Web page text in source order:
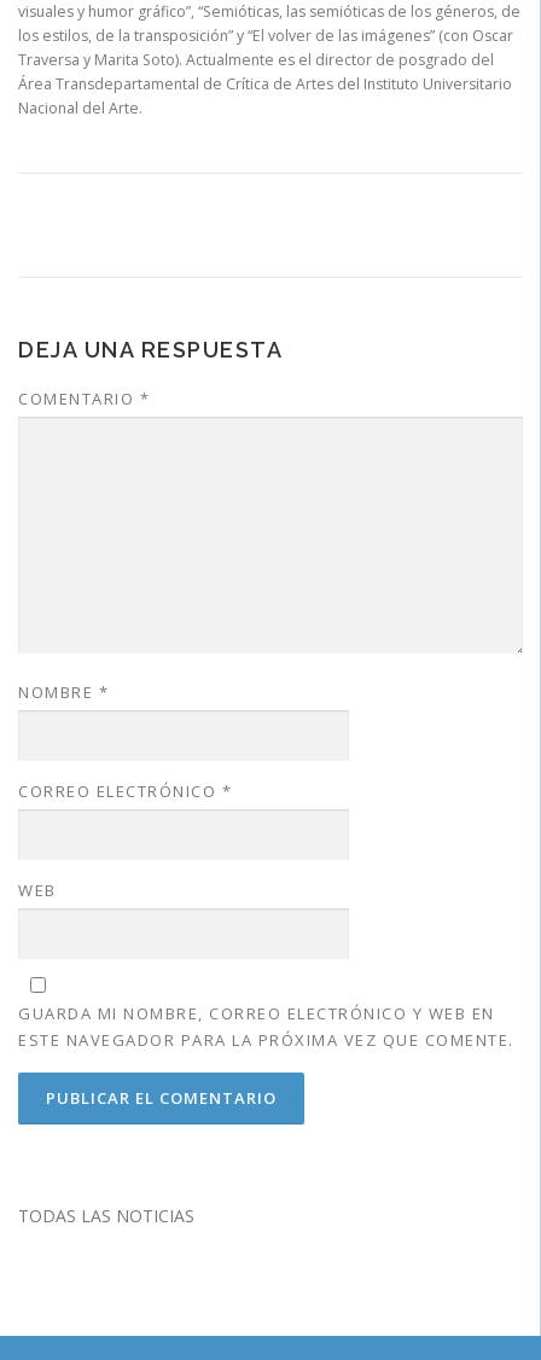
visuales y humor gráfico”, “Semióticas, las semióticas de los géneros, de
los estilos, de la transposición” y “El volver de las imágenes” (con Oscar
Traversa y Marita Soto). Actualmente es el director de posgrado del
Área Transdepartamental de Crítica de Artes del Instituto Universitario
Nacional del Arte.
DEJA UNA RESPUESTA
COMENTARIO *
NOMBRE *
CORREO ELECTRÓNICO *
WEB
GUARDA MI NOMBRE, CORREO ELECTRÓNICO Y WEB EN
ESTE NAVEGADOR PARA LA PRÓXIMA VEZ QUE COMENTE.
TODAS LAS NOTICIAS